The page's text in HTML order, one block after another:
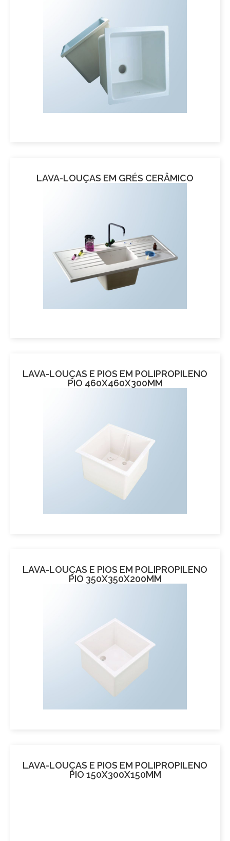
LAVA-LOUÇAS EM GRÉS CERÂMICO
LAVA-LOUÇAS E PIOS EM POLIPROPILENO
PIO 460X460X300MM
LAVA-LOUÇAS E PIOS EM POLIPROPILENO
PIO 350X350X200MM
LAVA-LOUÇAS E PIOS EM POLIPROPILENO
PIO 150X300X150MM